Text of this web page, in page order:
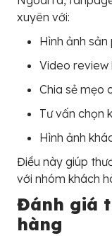
xuyên với:
Hình ảnh
Video review
Chia sẻ mẹo
Tư vấn chọn
Hình ảnh
Điều này giúp
với nhóm khách
Đánh giá
hàng